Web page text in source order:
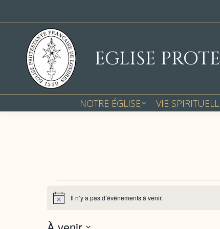
EGLISE
NOTRE ÉGLISE VIE
ÉVÈNEMENTS
Notice Il n’y a pas d’évènements à venir.